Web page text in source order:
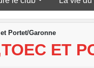
Portet/Garonne
ET